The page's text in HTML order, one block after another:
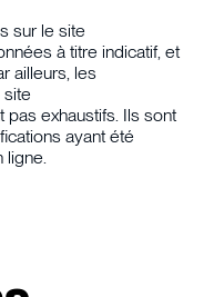
sur le site
à titre indicatif, et
ailleurs, les
site
exhaustifs. Ils sont
ayant été
ligne.